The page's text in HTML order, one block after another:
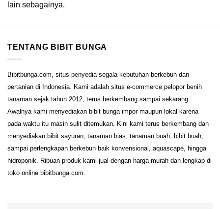
lain sebagainya.
TENTANG BIBIT BUNGA
Bibitbunga.com, situs penyedia segala kebutuhan berkebun dan
pertanian di Indonesia. Kami adalah situs e-commerce pelopor benih
tanaman sejak tahun 2012, terus berkembang sampai sekarang.
Awalnya kami menyediakan bibit bunga impor maupun lokal karena
pada waktu itu masih sulit ditemukan. Kini kami terus berkembang dan
menyediakan bibit sayuran, tanaman hias, tanaman buah, bibit buah,
sampai perlengkapan berkebun baik konvensional, aquascape, hingga
hidroponik. Ribuan produk kami jual dengan harga murah dan lengkap di
toko online bibitbunga.com.